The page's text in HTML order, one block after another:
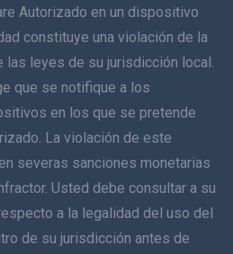
Autorizado en un dispositivo
constituye una violación de la
las leyes de su jurisdicción local.
que se notifique a los
en los que se pretende
La violación de este
severas sanciones monetarias
Usted debe consultar a su
a la legalidad del uso del
de su jurisdicción antes de